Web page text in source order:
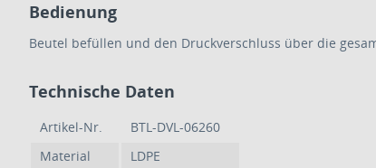
Bedienung
Beutel befüllen und den Druckverschluss über die
Technische Daten
Artikel-Nr.
BTL-DVL-06260
Material
LDPE